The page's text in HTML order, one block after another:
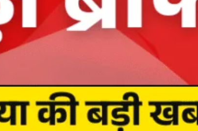
Terms of Use Agreement